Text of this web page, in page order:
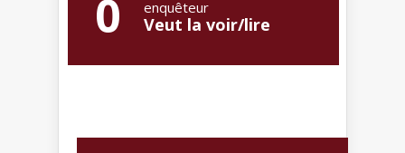
0 enquêteur
Veut la voir/lire